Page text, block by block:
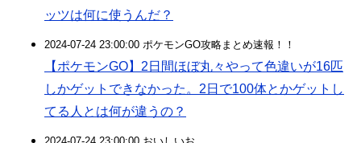
ッツは何に使うんだ？
2024-07-24 23:00:00 ポケモンGO攻略まとめ速報！！
【ポケモンGO】2日間ほぼ丸々やって色違いが16匹
しかゲットできなかった。2日で100体とかゲットし
てる人とは何が違うの？